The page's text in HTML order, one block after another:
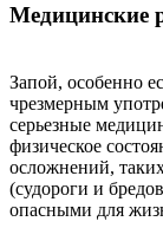
Медицинские
Запой, особенно
чрезмерным
серьезные
физическое
осложнений,
(судороги и
опасными для